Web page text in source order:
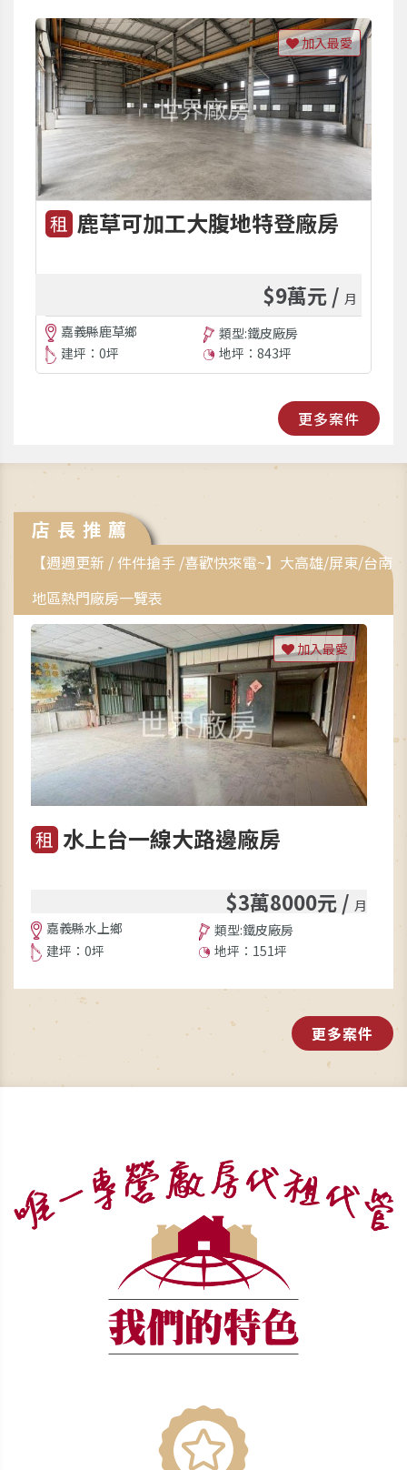
租 鹿草可加工大腹地特登廠房
$9萬元 / 月
嘉義縣鹿草鄉
類型:鐵皮廠房
建坪：0坪
地坪：843坪
加入最愛
更多案件
店長推薦
【週週更新 / 件件搶手 /喜歡快來電~】大高雄/屏東/台南
地區熱門廠房一覽表
租 水上台一線大路邊廠房
$3萬8000元 / 月
嘉義縣水上鄉
類型:鐵皮廠房
建坪：0坪
地坪：151坪
加入最愛
更多案件